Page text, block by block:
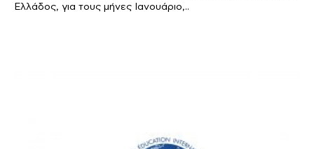
Ελλάδος, για τους μήνες Ιανουάριο,..